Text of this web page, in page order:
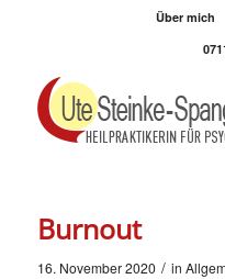
Über mich
Burnout
16. November 2020 / in